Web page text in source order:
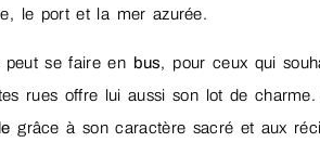
le port et la mer azurée.
peut se faire en bus, pour ceux qui
rues offre lui aussi son lot de
grâce à son caractère sacré et aux